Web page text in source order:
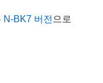
N-BK7 버전 으로